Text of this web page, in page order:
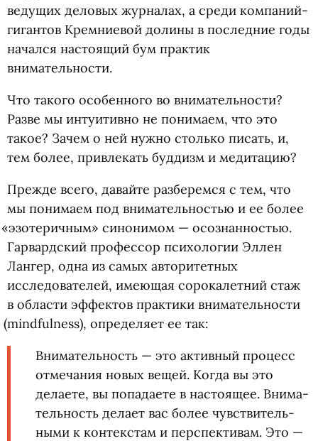
ведущих деловых журналах, а среди компаний-
гигантов Кремниевой долины в последние годы
начался настоящий бум практик
внимательности.
Что такого особенного во внимательности?
Разве мы интуитивно не понимаем, что это
такое? Зачем о ней нужно столько писать, и,
тем более, привлекать буддизм и медитацию?
Прежде всего, давайте разберемся с тем, что
мы понимаем под внимательностью и ее более
«эзотеричным» синонимом — осознанностью.
Гарвардский профессор психологии Эллен
Лангер, одна из самых авторитетных
исследователей, имеющая сорокалетний стаж
в области эффектов практики внимательности
(mindfulness), определяет ее так:
Вни­ма­тель­ность — это актив­ный про­цесс
отме­ча­ния новых вещей. Когда вы это
дела­ете, вы попада­ете в насто­я­щее. Вни­ма­
тель­ность делает вас более чув­стви­тель­
ными к контекстам и перспек­ти­вам. Это —